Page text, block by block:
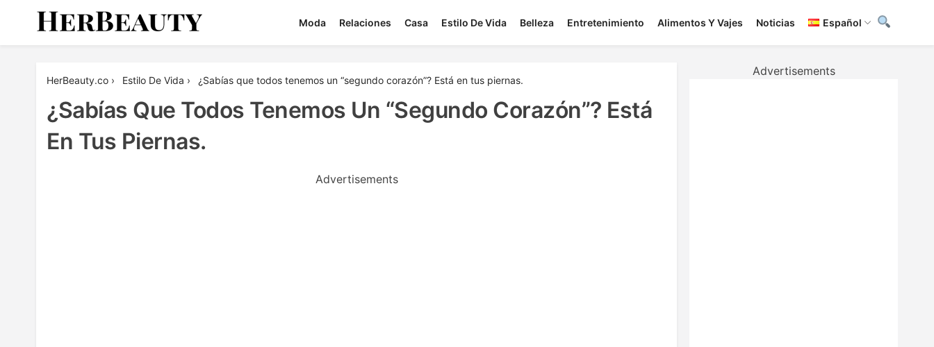
Moda Relaciones Casa Estilo De Vida Belleza Entretenimiento Alimentos Y Vajes Noticias Español
HerBeauty.co › Estilo De Vida › ¿Sabías que todos tenemos un “segundo corazón”? Está en tus piernas.
¿Sabías Que Todos Tenemos Un “segundo Corazón”? Está
En Tus Piernas.
Advertisements
Advertisements